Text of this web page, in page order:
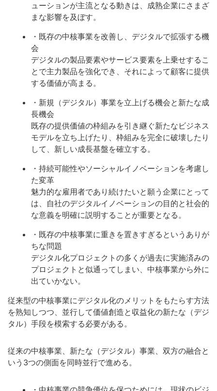
ューションが主流となる動きは、成熟企業にさまざ
まな影響を及ぼす。
・既存の中核事業を改善し、デジタルで拡張する機
会
デジタルの製品要素やサービス要素を上乗せするこ
とで主力製品を強化でき、それによって顧客に提供
する価値が高まる。
・新規（デジタル）事業を立上げる機会と新たな成
長機会
既存の提供価値の枠組みを引き継ぐ新たなビジネス
モデルを立ち上げたり、枠組みを完全に破壊したり
して、新しい成長基盤を確立する。
・持続可能性やソーシャルイノベーションを考慮し
た変革
魅力的な雇用者であり続けたいと願う企業にとって
は、自社のデジタルイノベーションの目的と社会的
な意義を明確に説明することが重要となる。
・既存の中核事業に重きを置きすぎるというありが
ちな問題
デジタル化プロジェクトの多くが過去に実施済みの
プロジェクトと似通ってしまい、中核事業から外に
出ていかない。
従来型の中核事業にデジタル化のメリットをもたらす方法
を熟知しつつ、並行して価値創造と収益化の新たな（デジ
タル）手段を模索する必要がある。
従来の中核事業、新たな（デジタル）事業、双方の融合と
いう3つの側面を同時並行で進める。